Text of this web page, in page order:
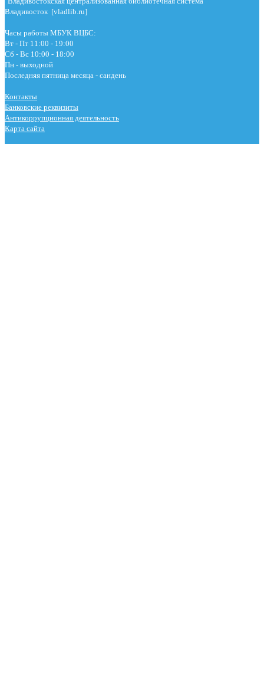
Владивосток [vladlib.ru]
Часы работы МБУК ВЦБС:
Вт - Пт 11:00 - 19:00
Сб - Вс 10:00 - 18:00
Пн - выходной
Последняя пятница месяца - сандень
Контакты
Банковские реквизиты
Антикоррупционная деятельность
Карта сайта